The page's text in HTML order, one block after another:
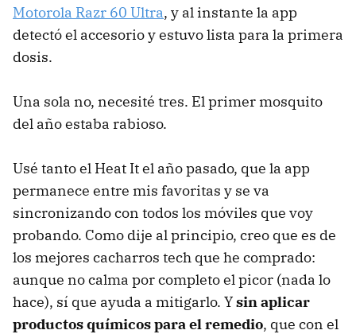
Motorola Razr 60 Ultra, y al instante la app
detectó el accesorio y estuvo lista para la primera
dosis.
Una sola no, necesité tres. El primer mosquito
del año estaba rabioso.
Usé tanto el Heat It el año pasado, que la app
permanece entre mis favoritas y se va
sincronizando con todos los móviles que voy
probando. Como dije al principio, creo que es de
los mejores cacharros tech que he comprado:
aunque no calma por completo el picor (nada lo
hace), sí que ayuda a mitigarlo. Ysin aplicar
productos químicos para el remedio, que con el